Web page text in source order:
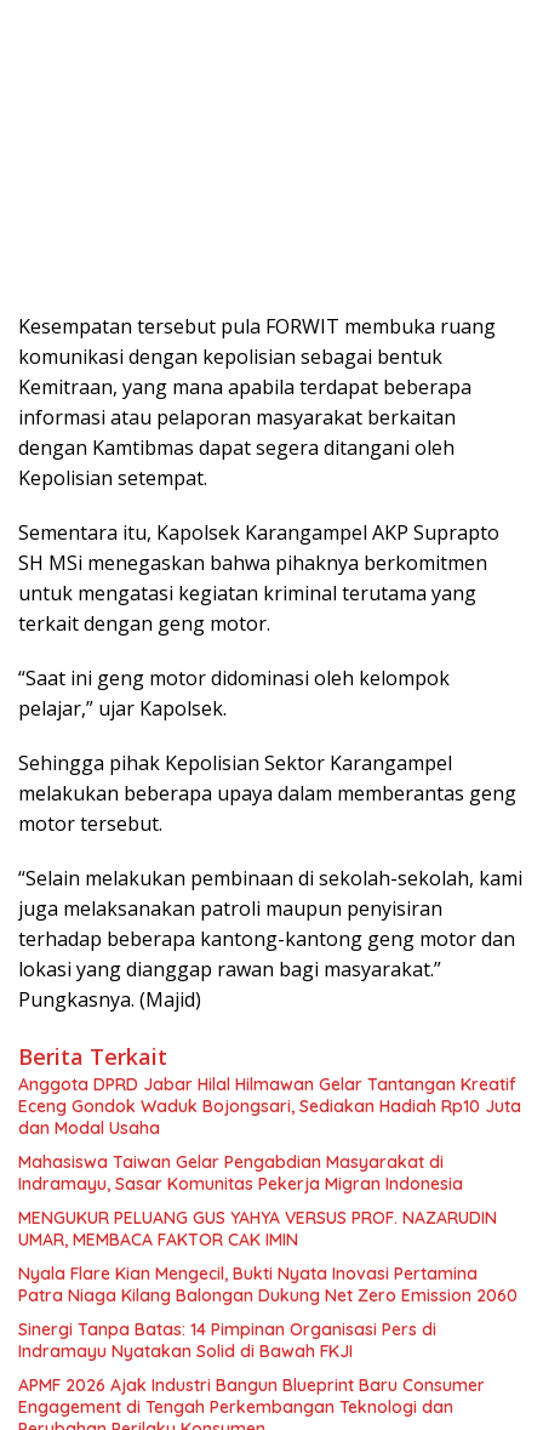
Kesempatan tersebut pula FORWIT membuka ruang
komunikasi dengan kepolisian sebagai bentuk
Kemitraan, yang mana apabila terdapat beberapa
informasi atau pelaporan masyarakat berkaitan
dengan Kamtibmas dapat segera ditangani oleh
Kepolisian setempat.
Sementara itu, Kapolsek Karangampel AKP Suprapto
SH MSi menegaskan bahwa pihaknya berkomitmen
untuk mengatasi kegiatan kriminal terutama yang
terkait dengan geng motor.
“Saat ini geng motor didominasi oleh kelompok
pelajar,” ujar Kapolsek.
Sehingga pihak Kepolisian Sektor Karangampel
melakukan beberapa upaya dalam memberantas geng
motor tersebut.
“Selain melakukan pembinaan di sekolah-sekolah, kami
juga melaksanakan patroli maupun penyisiran
terhadap beberapa kantong-kantong geng motor dan
lokasi yang dianggap rawan bagi masyarakat.”
Pungkasnya. (Majid)
Berita Terkait
Anggota DPRD Jabar Hilal Hilmawan Gelar Tantangan Kreatif
Eceng Gondok Waduk Bojongsari, Sediakan Hadiah Rp10 Juta
dan Modal Usaha
Mahasiswa Taiwan Gelar Pengabdian Masyarakat di
Indramayu, Sasar Komunitas Pekerja Migran Indonesia
MENGUKUR PELUANG GUS YAHYA VERSUS PROF. NAZARUDIN
UMAR, MEMBACA FAKTOR CAK IMIN
Nyala Flare Kian Mengecil, Bukti Nyata Inovasi Pertamina
Patra Niaga Kilang Balongan Dukung Net Zero Emission 2060
Sinergi Tanpa Batas: 14 Pimpinan Organisasi Pers di
Indramayu Nyatakan Solid di Bawah FKJI
APMF 2026 Ajak Industri Bangun Blueprint Baru Consumer
Engagement di Tengah Perkembangan Teknologi dan